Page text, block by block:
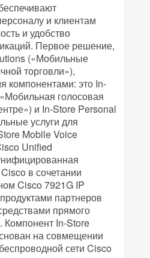
и клиентам
и удобство
Первое решение,
(«Мобильные
торговли»),
компонентами: это In-
голосовая
и In-Store Personal
услуги для
Mobile Voice
Unified
в сочетании
Cisco 7921G IP
партнеров
прямого
Компонент In-Store
на совмещении
сети Cisco